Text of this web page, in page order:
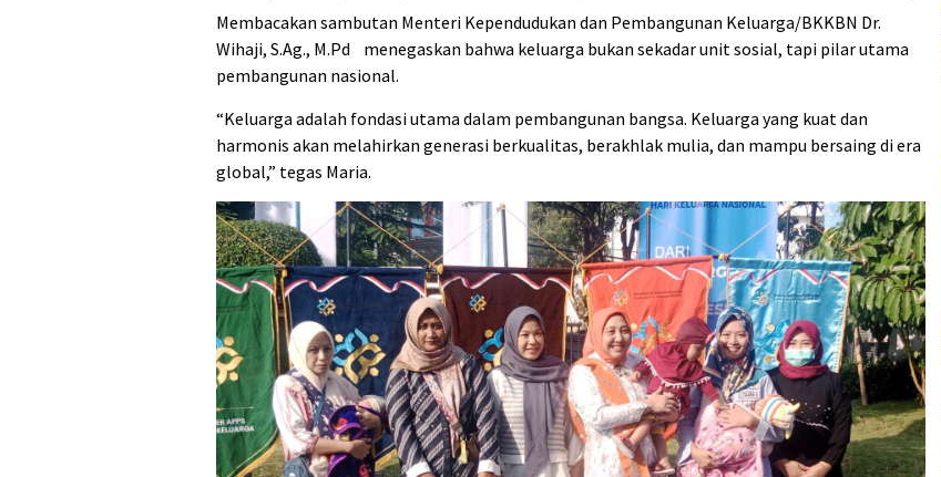
Membacakan sambutan Menteri Kependudukan dan Pembangunan Keluarga/BKKBN Dr.
Wihaji, S.Ag., M.Pd menegaskan bahwa keluarga bukan sekadar unit sosial, tapi pilar utama
pembangunan nasional.
“Keluarga adalah fondasi utama dalam pembangunan bangsa. Keluarga yang kuat dan
harmonis akan melahirkan generasi berkualitas, berakhlak mulia, dan mampu bersaing di era
global,” tegas Maria.